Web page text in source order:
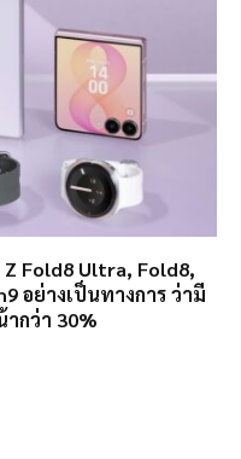
Z Fold8 Ultra, Fold8,
อย่างเป็นทางการ ว่ามี
กว่า 30%